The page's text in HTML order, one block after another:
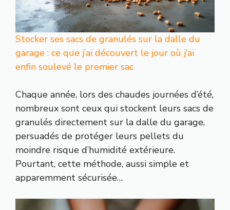
Stocker ses sacs de granulés sur la dalle du
garage : ce que j’ai découvert le jour où j’ai
enfin soulevé le premier sac
Chaque année, lors des chaudes journées d’été,
nombreux sont ceux qui stockent leurs sacs de
granulés directement sur la dalle du garage,
persuadés de protéger leurs pellets du
moindre risque d’humidité extérieure.
Pourtant, cette méthode, aussi simple et
apparemment sécurisée…